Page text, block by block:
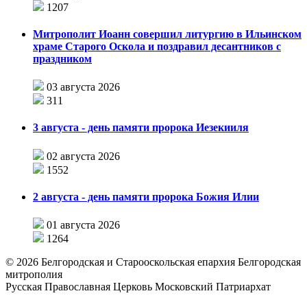
1207
Митрополит Иоанн совершил литургию в Ильинском
храме Старого Оскола и поздравил десантников с
праздником
03 августа 2026
311
3 августа - день памяти пророка Иезекииля
02 августа 2026
1552
2 августа - день памяти пророка Божия Илии
01 августа 2026
1264
© 2026 Белгородская и Старооскольская епархия Белгородская
митрополия
Русская Православная Церковь Московский Патриархат